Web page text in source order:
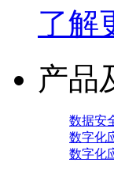
了解
产品
数据安
数字化
数字化